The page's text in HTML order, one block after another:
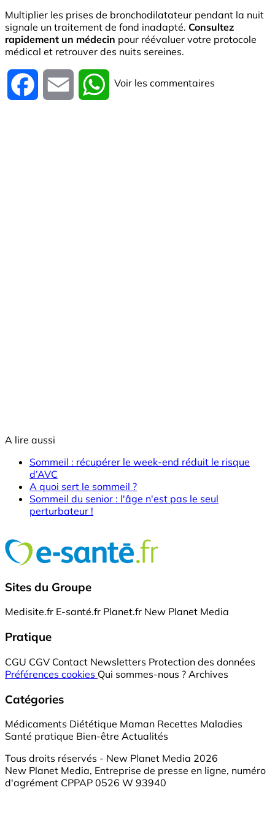
Multiplier les prises de bronchodilatateur pendant la nuit
signale un traitement de fond inadapté. Consultez
rapidement un médecin pour réévaluer votre protocole
médical et retrouver des nuits sereines.
Facebook Email WhatsApp
Voir les commentaires
A lire aussi
Sommeil : récupérer le week-end réduit le risque
d’AVC
A quoi sert le sommeil ?
Sommeil du senior : l'âge n'est pas le seul
perturbateur !
Sites du Groupe
Medisite.fr E-santé.fr Planet.fr New Planet Media
Pratique
CGU CGV Contact Newsletters Protection des données
Préférences cookies Qui sommes-nous ? Archives
Catégories
Médicaments Diététique Maman Recettes Maladies
Santé pratique Bien-être Actualités
Tous droits réservés - New Planet Media 2026
New Planet Media, Entreprise de presse en ligne, numéro
d'agrément CPPAP 0526 W 93940